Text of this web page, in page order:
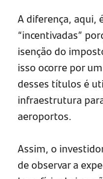
A diferença, aqui,
“incentivadas”
isenção do
isso ocorre por
desses títulos é
infraestrutura
aeroportos.
Assim, o
de observar a